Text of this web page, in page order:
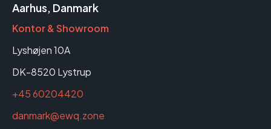
Aarhus, Danmark
Kontor & Showroom
Lyshøjen 10A
DK-8520 Lystrup
+45 60204420
danmark@ewq.zone